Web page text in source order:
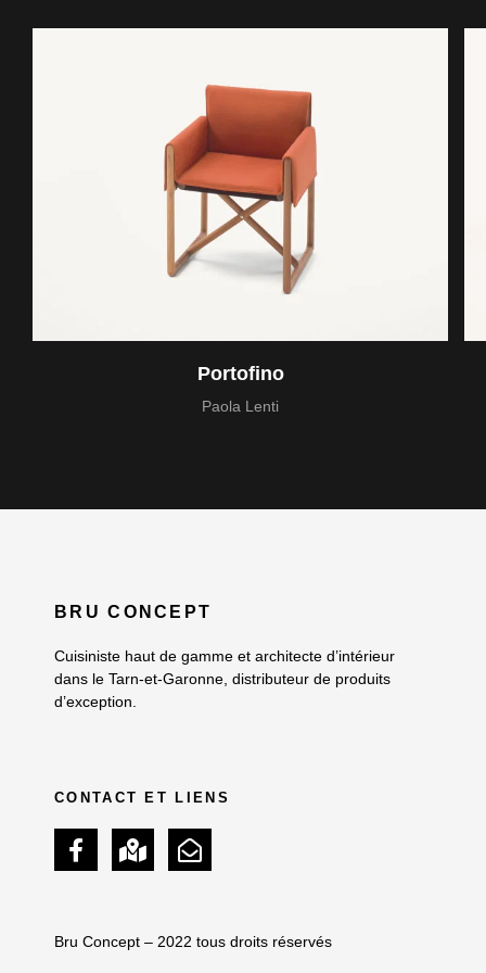
Portofino
Paola Lenti
BRU CONCEPT
Cuisiniste haut de gamme et architecte d’intérieur
dans le Tarn-et-Garonne, distributeur de produits
d’exception.
CONTACT ET LIENS
Bru Concept – 2022 tous droits réservés